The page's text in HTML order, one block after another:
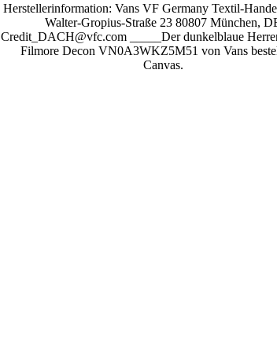
Herstellerinformation: Vans VF Germany Textil-
Walter-Gropius-Straße 23 80807 München,
Credit_DACH@vfc.com _____Der dunkelblaue
Filmore Decon VN0A3WKZ5M51 von Vans
Canvas.